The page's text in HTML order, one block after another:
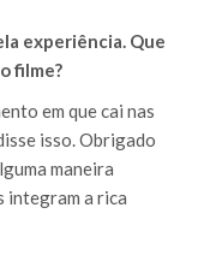
experiência. Que
filme?
em que cai nas
isso. Obrigado
maneira
integram a rica